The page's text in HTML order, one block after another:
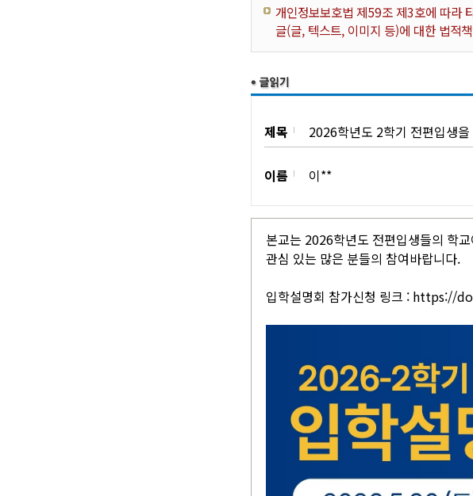
개인정보보호법 제59조 제3호에 따라
글(글, 텍스트, 이미지 등)에 대한 법적
제목 2026학년도 2학기 전편입생
이름 이**
본교는 2026학년도 전편입생들의 학
관심 있는 많은 분들의 참여바랍니다.
입학설명회 참가신청 링크 : https://